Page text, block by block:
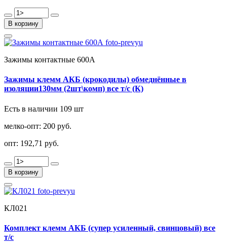
В корзину
Зажимы контактные 600А
Зажимы клемм АКБ (крокодилы) обмеднённые в
изоляции130мм (2шт\комп) все т/с (К)
Есть в наличии 109 шт
мелко-опт: 200 руб.
опт: 192,71 руб.
В корзину
КЛ021
Комплект клемм АКБ (супер усиленный, свинцовый) все
т/с